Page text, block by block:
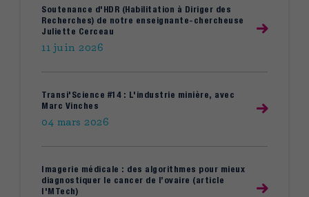
Soutenance d'HDR (Habilitation à Diriger des
Recherches) de notre enseignante-chercheuse
Juliette Cerceau
11 juin 2026
Transi'Science #14 : L'industrie minière, avec
Marc Vinches
04 mars 2026
Imagerie médicale : des algorithmes pour mieux
diagnostiquer le cancer de l’ovaire (article
I'MTech)